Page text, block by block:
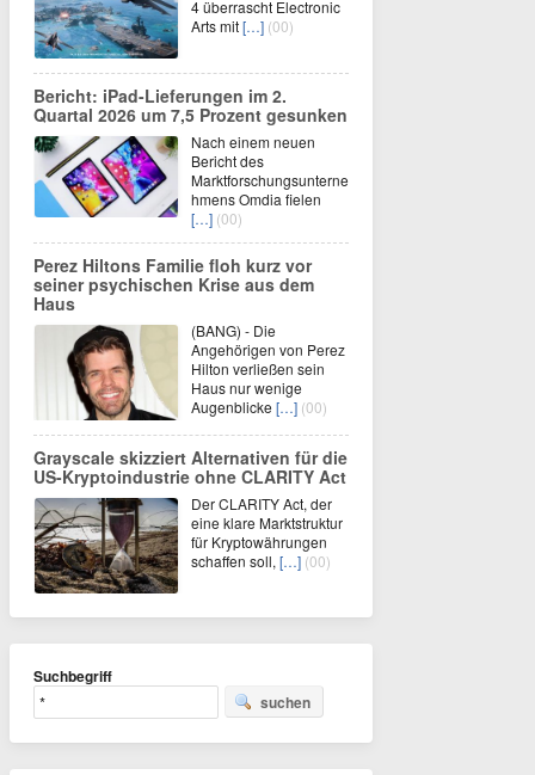
4 überrascht Electronic
Arts mit[…] (00)
Bericht: iPad-Lieferungen im 2.
Quartal 2026 um 7,5 Prozent gesunken
Nach einem neuen
Bericht des
Marktforschungsunterne
hmens Omdia fielen
[…] (00)
Perez Hiltons Familie floh kurz vor
seiner psychischen Krise aus dem
Haus
(BANG) - Die
Angehörigen von Perez
Hilton verließen sein
Haus nur wenige
Augenblicke […] (00)
Grayscale skizziert Alternativen für die
US-Kryptoindustrie ohne CLARITY Act
Der CLARITY Act, der
eine klare Marktstruktur
für Kryptowährungen
schaffen soll, […] (00)
Suchbegriff
suchen